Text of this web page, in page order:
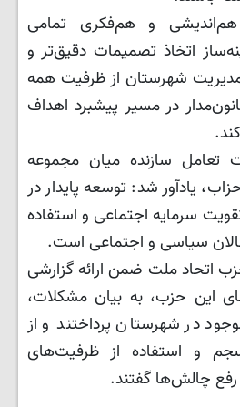
و هم‌فکری تمامی
اتخاذ تصمیمات دقیق‌تر و
مدیریت شهرستان از ظرفیت همه
در مسیر پیشبرد اهداف
تعامل سازنده میان مجموعه
یادآور شد: توسعه پایدار در
سرمایه اجتماعی و استفاده
سیاسی و اجتماعی است.
اتحاد ملت ضمن ارائه گزارشی
این حزب، به بیان مشکلات،
در شهرستان پرداختند و از
و استفاده از ظرفیت‌های
رفع چالش‌ها گفتند.